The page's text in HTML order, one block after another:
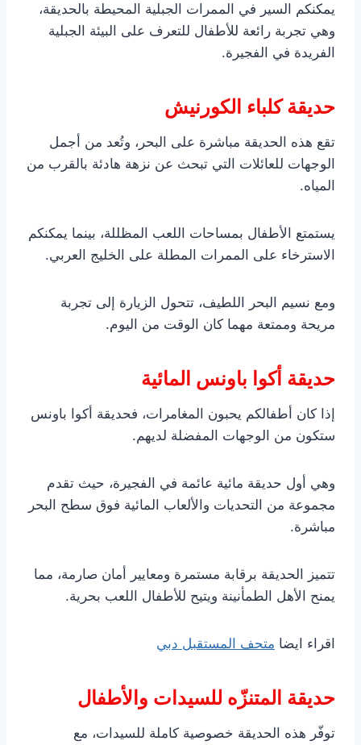
يمكنكم السير في الممرات الجبلية المحيطة بالحديقة،
وهي تجربة رائعة للأطفال للتعرف على البيئة الجبلية
الفريدة في الفجيرة.
حديقة كلباء الكورنيش
تقع هذه الحديقة مباشرة على البحر، وتُعد من أجمل
الوجهات للعائلات التي تبحث عن نزهة هادئة بالقرب من
المياه.
يستمتع الأطفال بمساحات اللعب المظللة، بينما يمكنكم
الاسترخاء على الممرات المطلة على الخليج العربي.
ومع نسيم البحر اللطيف، تتحول الزيارة إلى تجربة
مريحة وممتعة مهما كان الوقت من اليوم.
حديقة أكوا باونس المائية
إذا كان أطفالكم يحبون المغامرات، فحديقة أكوا باونس
ستكون من الوجهات المفضلة لديهم.
وهي أول حديقة مائية عائمة في الفجيرة، حيث تقدم
مجموعة من التحديات والألعاب المائية فوق سطح البحر
مباشرة.
تتميز الحديقة برقابة مستمرة ومعايير أمان صارمة، مما
يمنح الأهل الطمأنينة ويتيح للأطفال اللعب بحرية.
اقراء ايضا متحف المستقبل دبي
حديقة المتنزّه للسيدات والأطفال
توفّر هذه الحديقة خصوصية كاملة للسيدات، مع